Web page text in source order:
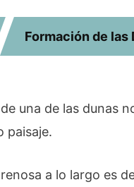
Formación de las
una de las dunas
paisaje.
a lo largo es